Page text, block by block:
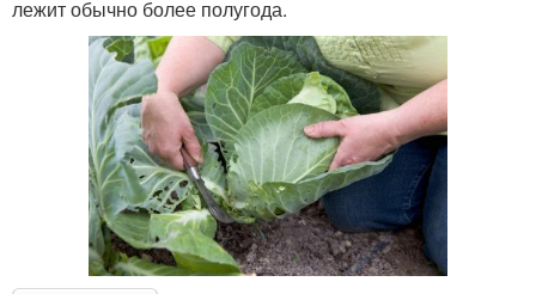
лежит обычно более полугода.